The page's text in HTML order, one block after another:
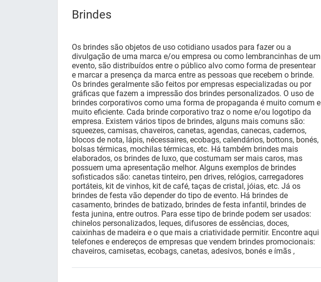
Brindes
Os brindes são objetos de uso cotidiano usados para fazer ou a
divulgação de uma marca e/ou empresa ou como lembrancinhas de um
evento, são distribuídos entre o público alvo como forma de presentear
e marcar a presença da marca entre as pessoas que recebem o brinde.
Os brindes geralmente são feitos por empresas especializadas ou por
gráficas que fazem a impressão dos brindes personalizados. O uso de
brindes corporativos como uma forma de propaganda é muito comum e
muito eficiente. Cada brinde corporativo traz o nome e/ou logotipo da
empresa. Existem vários tipos de brindes, alguns mais comuns são:
squeezes, camisas, chaveiros, canetas, agendas, canecas, cadernos,
blocos de nota, lápis, nécessaires, ecobags, calendários, bottons, bonés,
bolsas térmicas, mochilas térmicas, etc. Há também brindes mais
elaborados, os brindes de luxo, que costumam ser mais caros, mas
possuem uma apresentação melhor. Alguns exemplos de brindes
sofisticados são: canetas tinteiro, pen drives, relógios, carregadores
portáteis, kit de vinhos, kit de café, taças de cristal, jóias, etc. Já os
brindes de festa vão depender do tipo de evento. Há brindes de
casamento, brindes de batizado, brindes de festa infantil, brindes de
festa junina, entre outros. Para esse tipo de brinde podem ser usados:
chinelos personalizados, leques, difusores de essências, doces,
caixinhas de madeira e o que mais a criatividade permitir. Encontre aqui
telefones e endereços de empresas que vendem brindes promocionais:
chaveiros, camisetas, ecobags, canetas, adesivos, bonés e ímãs ,